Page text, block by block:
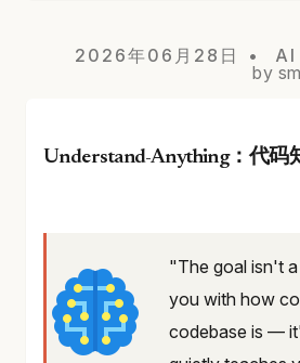
2026年06月28日
AI
by
Understand-Anything：代码
"The goal isn't
you with how
codebase is —